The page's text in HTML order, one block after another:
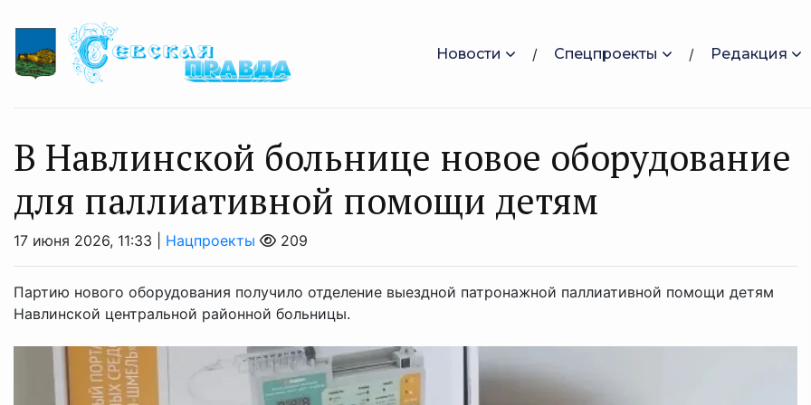
Новости Спецпроекты Редакция
В Навлинской больнице новое оборудование
для паллиативной помощи детям
17 июня 2026, 11:33 | Нацпроекты 209
Партию нового оборудования получило отделение выездной патронажной паллиативной помощи детям
Навлинской центральной районной больницы.